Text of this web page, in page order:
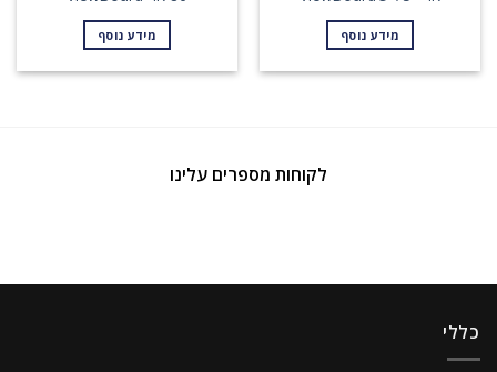
מידע נוסף מידע נוסף
לקוחות מספרים עלינו
כללי